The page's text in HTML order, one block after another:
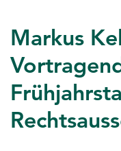
Markus